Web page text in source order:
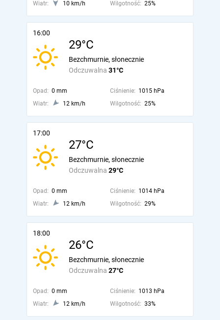
Wiatr:
10 km/h Wilgotność: 25%
16:00
29°C
Odczuwalna 31°C
Bezchmurnie, słonecznie
Opad: 0 mm Ciśnienie: 1015 hPa
Wiatr:
12 km/h Wilgotność: 25%
17:00
27°C
Odczuwalna 29°C
Bezchmurnie, słonecznie
Opad: 0 mm Ciśnienie: 1014 hPa
Wiatr:
12 km/h Wilgotność: 29%
18:00
26°C
Odczuwalna 27°C
Bezchmurnie, słonecznie
Opad: 0 mm Ciśnienie: 1013 hPa
Wiatr:
12 km/h Wilgotność: 33%